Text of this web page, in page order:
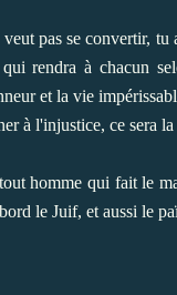
pas se convertir,
rendra à chacun
et la vie
à l'injustice, ce sera
homme qui fait le
le Juif, et aussi le